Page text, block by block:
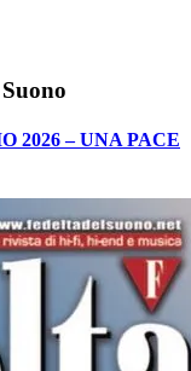
2026 – UNA PACE